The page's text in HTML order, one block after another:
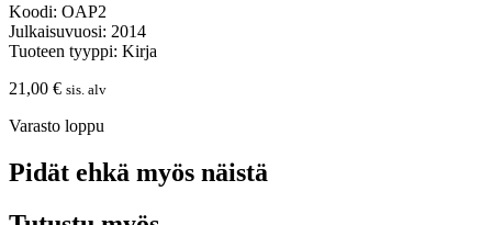
Koodi: OAP2
Julkaisuvuosi: 2014
Tuoteen tyyppi: Kirja
21,00 € sis. alv
Varasto loppu
Pidät ehkä myös näistä